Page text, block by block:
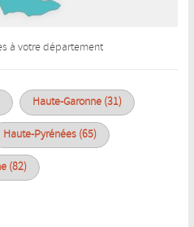
à votre département
Haute-Garonne (31)
Haute-Pyrénées (65)
(82)